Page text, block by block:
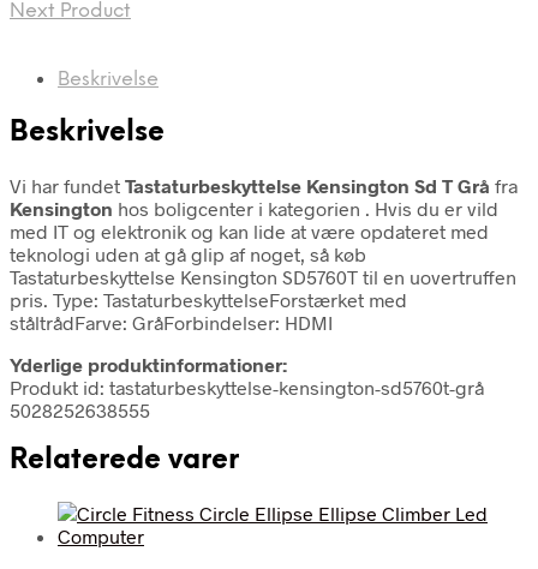
Next Product
Beskrivelse
Beskrivelse
Vi har fundet Tastaturbeskyttelse Kensington Sd T Grå fra
Kensington hos boligcenter i kategorien . Hvis du er vild
med IT og elektronik og kan lide at være opdateret med
teknologi uden at gå glip af noget, så køb
Tastaturbeskyttelse Kensington SD5760T til en uovertruffen
pris. Type: TastaturbeskyttelseForstærket med
ståltrådFarve: GråForbindelser: HDMI
Yderlige produktinformationer:
Produkt id: tastaturbeskyttelse-kensington-sd5760t-grå
5028252638555
Relaterede varer